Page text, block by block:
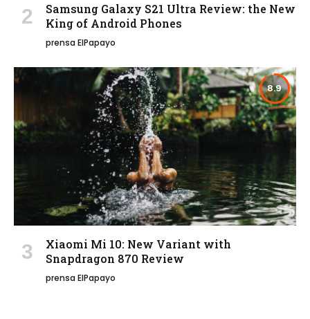
Samsung Galaxy S21 Ultra Review: the New
King of Android Phones
prensa ElPapayo
8.9
Xiaomi Mi 10: New Variant with
Snapdragon 870 Review
prensa ElPapayo